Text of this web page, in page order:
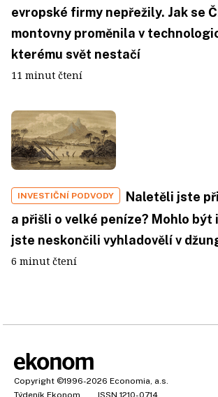
evropské firmy nepřežily. Jak se
montovny proměnila v
kterému svět nestačí
11 minut čtení
INVESTIČNÍ PODVODY
Naletěli jste
a přišli o velké peníze? Mohlo být
jste neskončili vyhladovělí v
6 minut čtení
Copyright ©1996-2026 Economia, a.s.
Týdeník Ekonom
ISSN 1210-0714